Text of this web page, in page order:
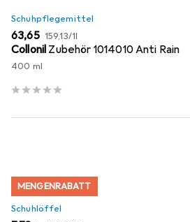
Schuhpflegemittel
EUR
63,65 EUR
159,13/1l
Collonil Zubehör 1014010 Anti Rain
400 ml
MENGENRABATT
Schuhlöffel